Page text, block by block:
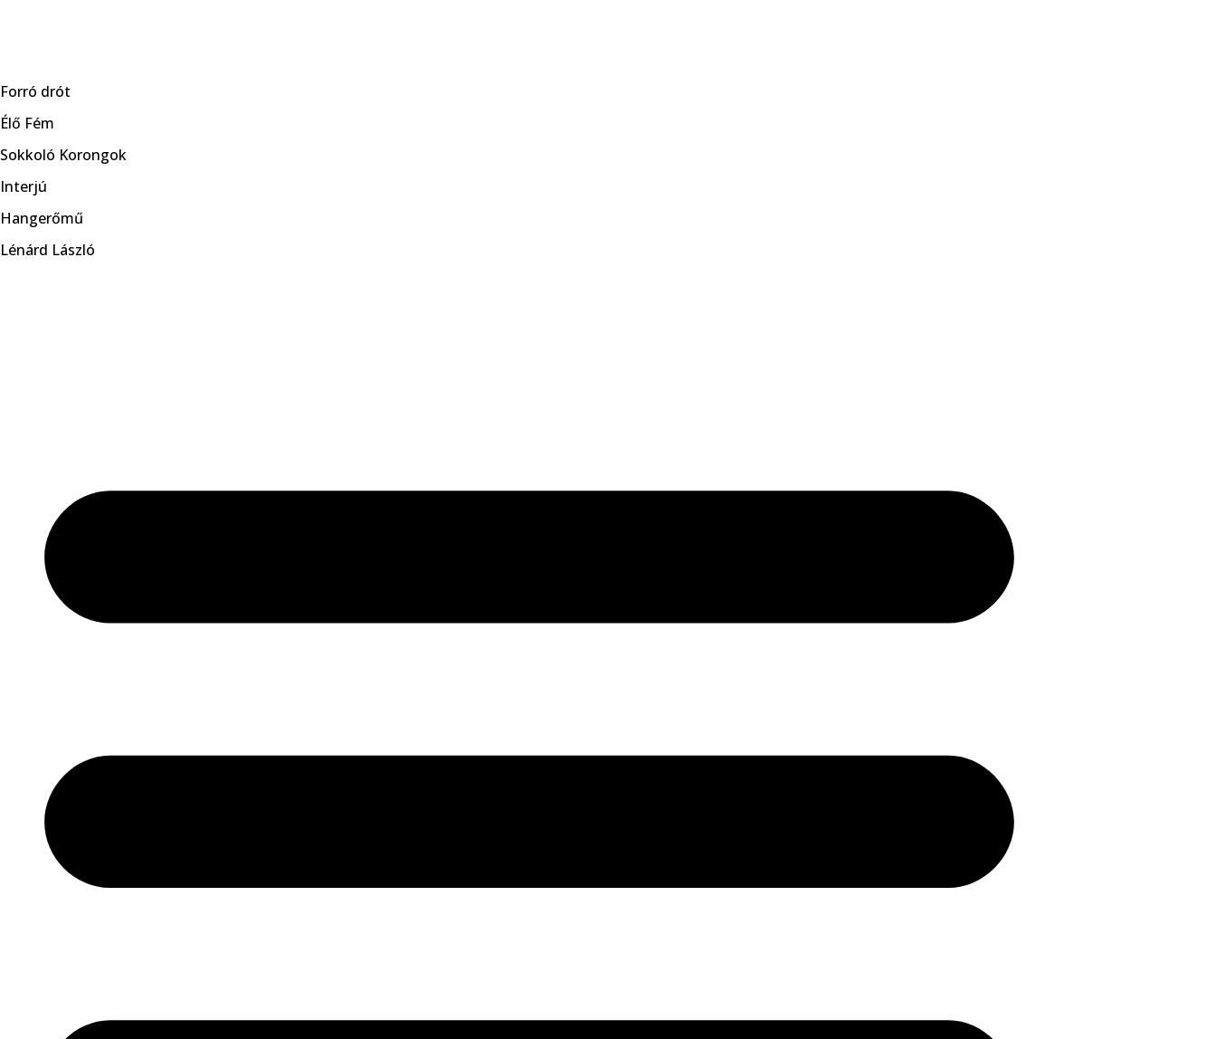
content
Forró drót
Élő Fém
Sokkoló Korongok
Interjú
Hangerőmű
Lénárd László